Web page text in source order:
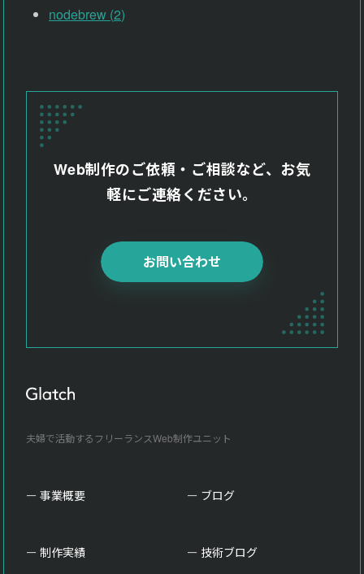
nodebrew (2)
Web制作のご依頼・ご相談など、お気
軽にご連絡ください。
お問い合わせ
夫婦で活動するフリーランスWeb制作ユニット
事業概要
制作実績
ブログ
技術ブログ